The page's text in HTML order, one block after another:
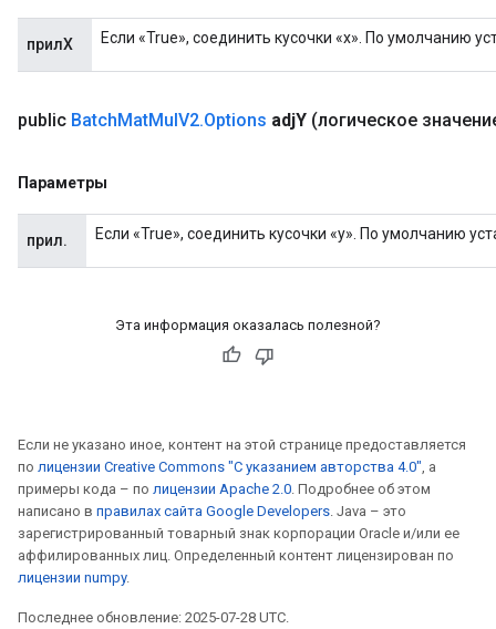
прилX Если «True», соединить кусочки «x». По умолчанию
public BatchMatMulV2.Options adjY (логическое
Параметры
прил. Если «True», соединить кусочки «y». По умолчанию
Эта информация оказалась полезной?
Если не указано иное, контент на этой странице предоставляется
по лицензии Creative Commons "С указанием авторства 4.0", а
примеры кода – по лицензии Apache 2.0. Подробнее об этом
написано в правилах сайта Google Developers. Java – это
зарегистрированный товарный знак корпорации Oracle и/или ее
аффилированных лиц. Определенный контент лицензирован по
лицензии numpy.
Последнее обновление: 2025-07-28 UTC.